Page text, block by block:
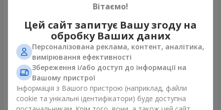
Фонтан куль “Світ чудес”
Замовити
Коллекция шариков "День
рождения" (с Тедди)
Замовити
Вітаємо!
Цей сайт запитує Вашу згоду на
обробку Ваших даних
Персоналізована реклама, контент, аналітика,
вимірювання ефективності
Збереження і/або доступ до інформації на
Вашому пристрої
Інформація з Вашого пристрою (наприклад, файли
cookie та унікальні ідентифікатори) буде доступна